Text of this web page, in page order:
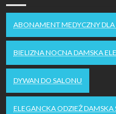
ABONAMENT MEDYCZNY DLA
BIELIZNA NOCNA DAMSKA
DYWAN DO SALONU
ELEGANCKA ODZIEŻ DAMSKA